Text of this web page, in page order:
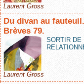
Laurent Gross
Du divan au
Brèves 79.
SORTIR DE
Laurent Gross